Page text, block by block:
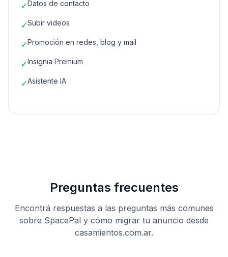
✓Datos de contacto
✓Subir videos
✓Promoción en redes, blog y mail
✓Insignia Premium
✓Asistente IA
Preguntas frecuentes
Encontrá respuestas a las preguntas más comunes
sobre SpacePal y cómo migrar tu anuncio desde
casamientos.com.ar.